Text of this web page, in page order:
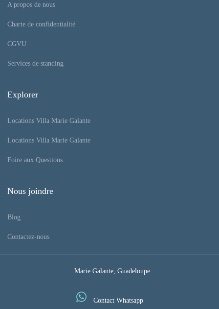
A propos de nous
Charte de confidentialité
CGVU
Services de standing
Explorer
Locations Villa Marie Galante
Locations Villa Marie Galante
Foire aux Questions
Nous joindre
Blog
Contactez-nous
Marie Galante, Guadeloupe
Contact Whatsapp